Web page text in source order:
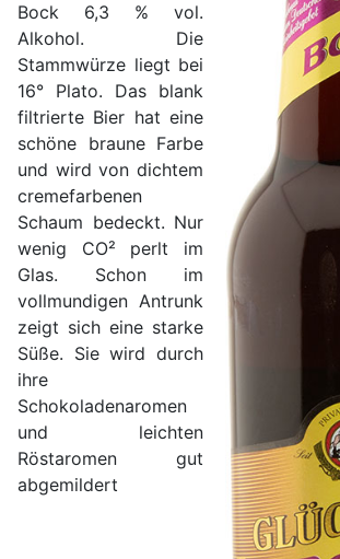
Bock 6,3 % vol.
Alkohol. Die
Stammwürze liegt bei
16° Plato. Das blank
filtrierte Bier hat eine
schöne braune Farbe
und wird von dichtem
cremefarbenen
Schaum bedeckt. Nur
wenig CO² perlt im
Glas. Schon im
vollmundigen Antrunk
zeigt sich eine starke
Süße. Sie wird durch
ihre
Schokoladenaromen
und leichten
Röstaromen gut
abgemildert